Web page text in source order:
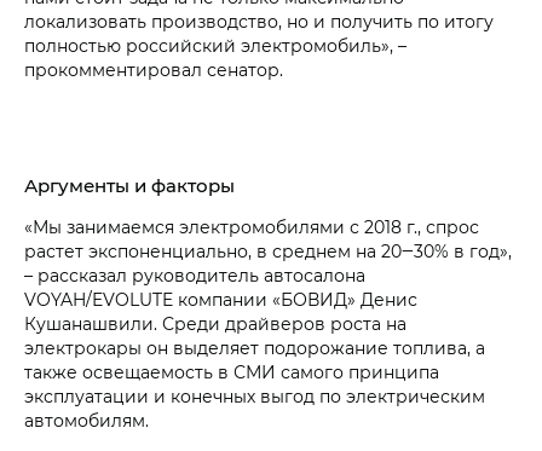
локализовать производство, но и получить по итогу
полностью российский электромобиль», –
прокомментировал сенатор.
Аргументы и факторы
«Мы занимаемся электромобилями с 2018 г., спрос
растет экспоненциально, в среднем на 20‒30% в год»,
– рассказал руководитель автосалона
VOYAH/EVOLUTE компании «БОВИД» Денис
Кушанашвили. Среди драйверов роста на
электрокары он выделяет подорожание топлива, а
также освещаемость в СМИ самого принципа
эксплуатации и конечных выгод по электрическим
автомобилям.